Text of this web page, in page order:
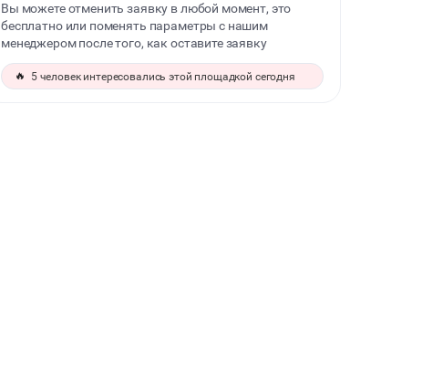
ДЕВИЧНИК
Вы можете отменить заявку в любой момент, это
бесплатно или поменять параметры с нашим
менеджером после того, как оставите заявку
🔥 5 человек интересовались этой площадкой сегодня